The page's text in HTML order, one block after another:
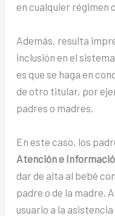
en cualquier régimen
Además, resulta
inclusión en el
es que se haga en
de otro titular, por
padres o madres.
En este caso, los
Atención e
dar de alta al bebé
padre o de la madre.
usuario a la